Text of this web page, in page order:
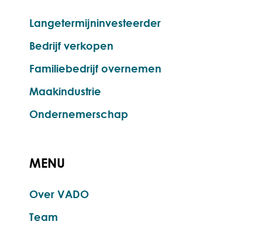
Langetermijninvesteerder
Bedrijf verkopen
Familiebedrijf overnemen
Maakindustrie
Ondernemerschap
MENU
Over VADO
Team